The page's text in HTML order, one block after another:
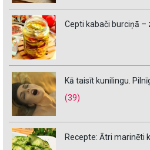
Cepti kabači burciņā –
Kā taisīt kunilingu.
(39)
Recepte: Ātri marinēti